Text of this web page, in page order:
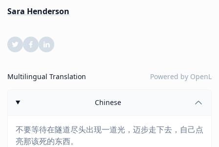
Sara Henderson
Multilingual Translation Powered by OpenL
Chinese
不要等待在隧道尽头出现一道光，迈步走下去，自己点
亮那该死的东西。